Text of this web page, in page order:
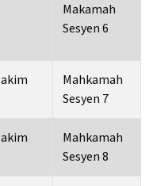
Makamah
Sesyen 6
Mahkamah
Sesyen 7
Mahkamah
Sesyen 8